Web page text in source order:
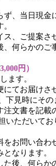
、当日現金
、ご提案さ
何らかの
円）
ます。
てお届けさ
下見時にそ
文書を記載
いただいて
お問い合わ
なります。
後、何らか